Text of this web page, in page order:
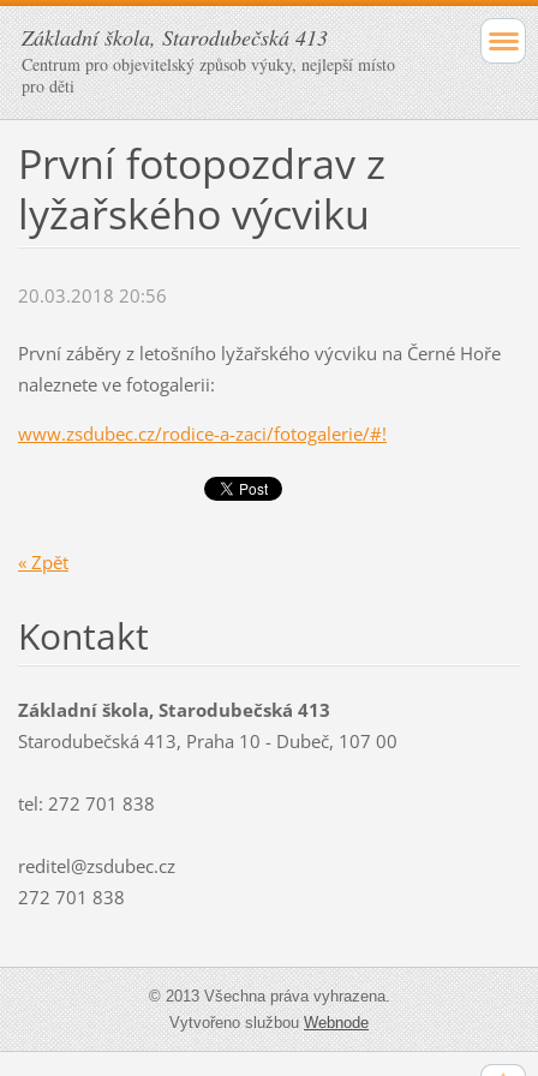
Základní škola, Starodubečská 413
Centrum pro objevitelský způsob výuky, nejlepší místo
pro děti
První fotopozdrav z
lyžařského výcviku
20.03.2018 20:56
První záběry z letošního lyžařského výcviku na Černé Hoře
naleznete ve fotogalerii:
www.zsdubec.cz/rodice-a-zaci/fotogalerie/#!
« Zpět
Kontakt
Základní škola, Starodubečská 413
Starodubečská 413, Praha 10 - Dubeč, 107 00
tel: 272 701 838
reditel@zsdubec.cz
272 701 838
© 2013 Všechna práva vyhrazena.
Vytvořeno službouWebnode